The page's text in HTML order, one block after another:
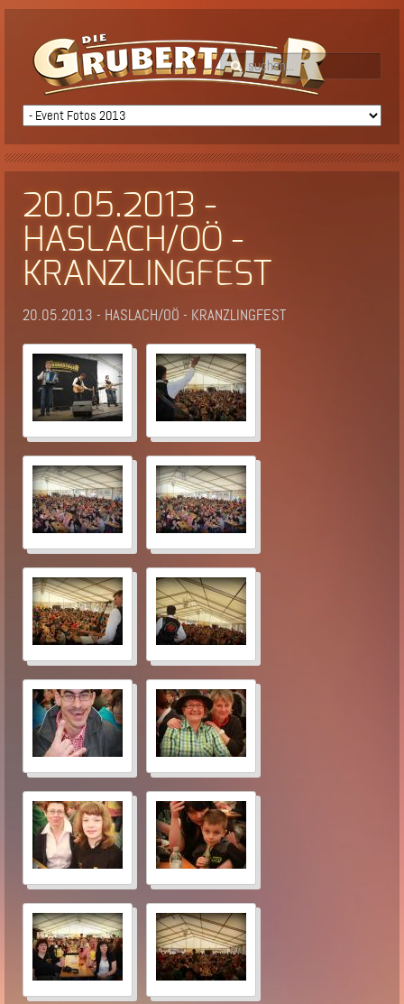
20.05.2013 -
HASLACH/OÖ -
KRANZLINGFEST
20.05.2013 - HASLACH/OÖ - KRANZLINGFEST